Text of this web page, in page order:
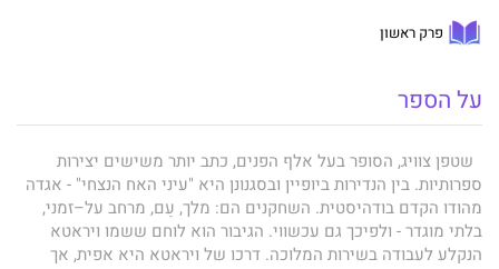
פרק ראשון
על הספר
שטפן צוויג, הסופר בעל אלף הפנים, כתב יותר משישים יצירות
ספרותיות. בין הנדירות ביופיין ובסגנונן היא "עיני האח הנצחי" - אגדה
מהודו הקדם בודהיסטית. השחקנים הם: מלך, עַם, מרחב על–זמני,
בלתי מוגדר - ולפיכך גם עכשווי. הגיבור הוא לוחם ששמו ויראטא
הנקלע לעבודה בשירות המלוכה. דרכו של ויראטא היא אפית, אך